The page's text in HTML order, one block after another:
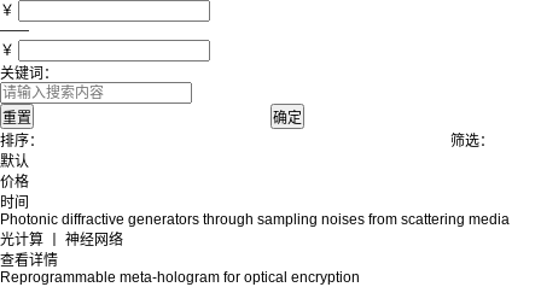
￥
——
￥
关键词：
排序：
默认
价格
时间
筛选：
Photonic diffractive generators through sampling noises from scattering media
光计算 丨 神经网络
查看详情
Reprogrammable meta-hologram for optical encryption